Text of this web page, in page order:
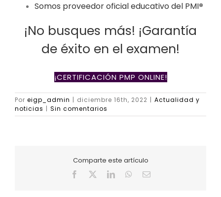
Somos proveedor oficial educativo del PMI®
¡No busques más! ¡Garantía
de éxito en el examen!
¡CERTIFICACIÓN PMP ONLINE!
Por eigp_admin | diciembre 16th, 2022 | Actualidad y
noticias | Sin comentarios
Comparte este artículo
Facebook LinkedInWhatsApp
Correo